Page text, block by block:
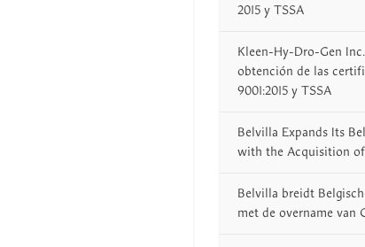
2015 y TSSA
Kleen-Hy-Dro-Gen
obtención de las
9001:2015 y TSSA
Belvilla Expands Its
with the Acquisition
Belvilla breidt
met de overname van